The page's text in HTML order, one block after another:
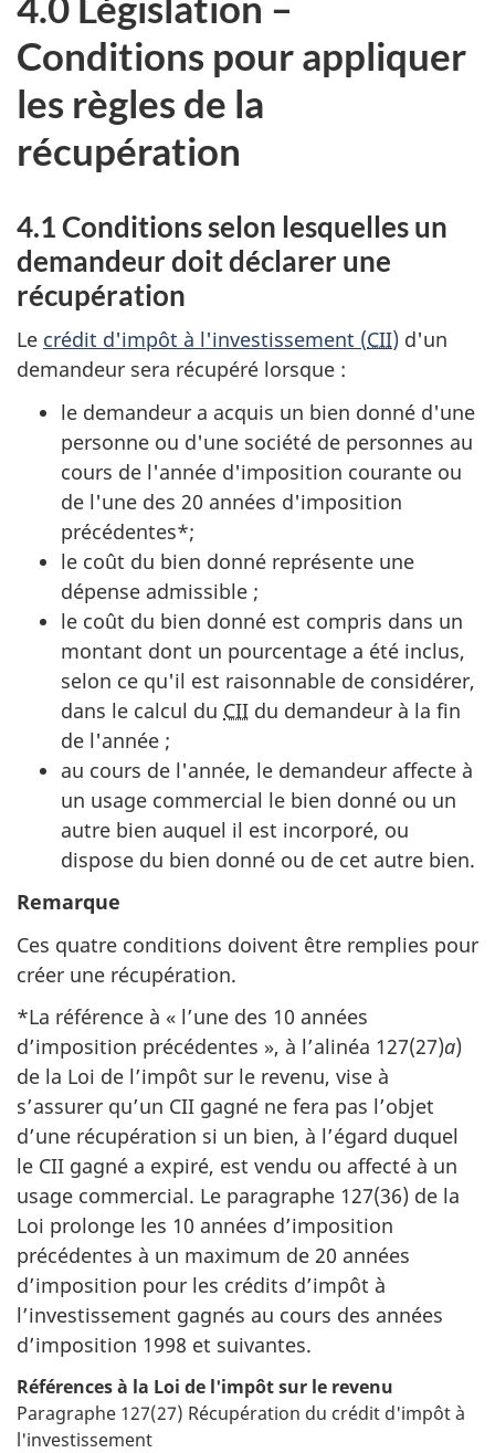
Conditions pour appliquer
les règles de la
récupération
4.1 Conditions selon lesquelles un
demandeur doit déclarer une
récupération
Le crédit d'impôt à l'investissement (CII) d'un
demandeur sera récupéré lorsque :
le demandeur a acquis un bien donné d'une
personne ou d'une société de personnes au
cours de l'année d'imposition courante ou
de l'une des 20 années d'imposition
précédentes*;
le coût du bien donné représente une
dépense admissible ;
le coût du bien donné est compris dans un
montant dont un pourcentage a été inclus,
selon ce qu'il est raisonnable de considérer,
dans le calcul du CII du demandeur à la fin
de l'année ;
au cours de l'année, le demandeur affecte à
un usage commercial le bien donné ou un
autre bien auquel il est incorporé, ou
dispose du bien donné ou de cet autre bien.
Remarque
Ces quatre conditions doivent être remplies pour
créer une récupération.
*La référence à « l’une des 10 années
d’imposition précédentes », à l’alinéa 127(27)a)
de la Loi de l’impôt sur le revenu, vise à
s’assurer qu’un CII gagné ne fera pas l’objet
d’une récupération si un bien, à l’égard duquel
le CII gagné a expiré, est vendu ou affecté à un
usage commercial. Le paragraphe 127(36) de la
Loi prolonge les 10 années d’imposition
précédentes à un maximum de 20 années
d’imposition pour les crédits d’impôt à
l’investissement gagnés au cours des années
d’imposition 1998 et suivantes.
Références à la Loi de l'impôt sur le revenu
Paragraphe 127(27) Récupération du crédit d'impôt à
l'investissement